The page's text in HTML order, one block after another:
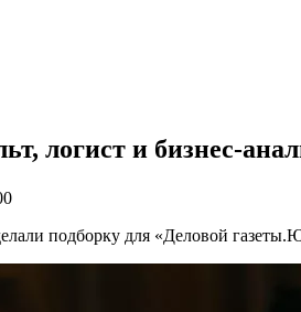
логист и бизнес-
подборку для «Деловой